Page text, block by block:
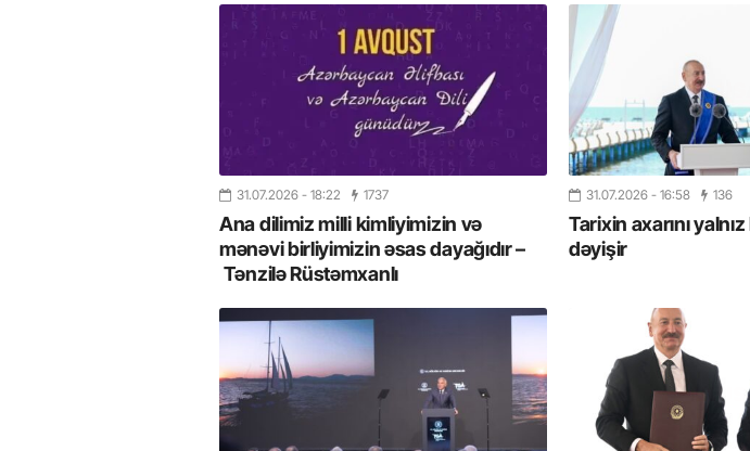
31.07.2026 - 18:22 1737
Ana dilimiz milli kimliyimizin və
mənəvi birliyimizin əsas dayağıdır –
Tənzilə Rüstəmxanlı
31.07.2026 - 16:58 136
Tarixin axarını
dəyişir